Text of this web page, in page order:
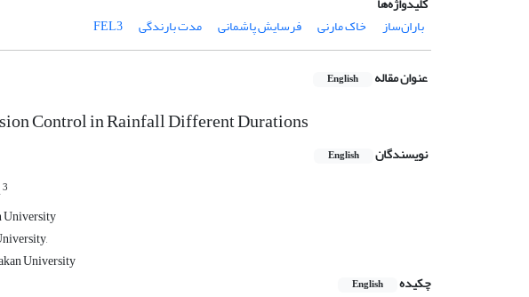
باران‌ساز
خاک مارنی فرسایش پاشمانی مدت بارندگی FEL3
عنوان مقاله English
Control in Rainfall Different Durations
نویسندگان English
3
University
University
چکیده
English